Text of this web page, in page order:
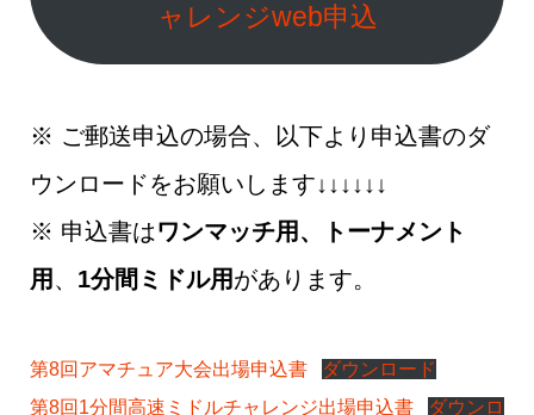
ャレンジweb申込
※ ご郵送申込の場合、以下より申込書のダ
ウンロードをお願いします↓↓↓↓↓↓
※ 申込書はワンマッチ用、トーナメント
用 、 1分間ミドル用があります。
第8回アマチュア大会出場申込書
ダウンロード
第8回1分間高速ミドルチャレンジ出場申込書
ダウンロ